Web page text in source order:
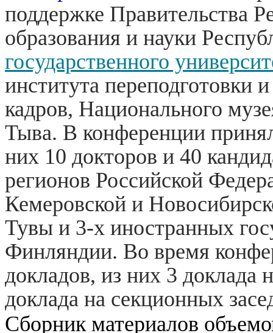
поддержке Правительства
образования и науки
государственного
института
кадров, Национального
Тыва. В конференции
них 10 докторов и 40
регионов Российской
Кемеровской и
Тувы и 3-х иностранных
Финляндии. Во время
докладов, из них 3 доклада
доклада на секционных
Сборник материалов